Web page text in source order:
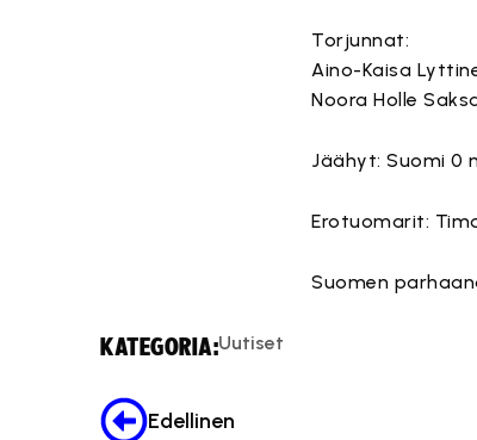
Torjunnat:
Aino-Kaisa
Noora Holle
Jäähyt: Suomi 0
Erotuomarit:
Suomen
KATEGORIA:Uutiset
Edellinen